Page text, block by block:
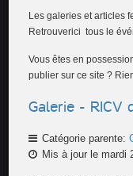
Les galeries et articles
Retrouverici tous le
Vous êtes en
publier sur ce site ?
Galerie - RICV
Catégorie parente:
Mis à jour le mardi